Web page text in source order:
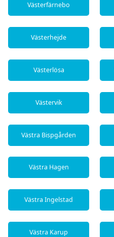
Västerfärnebo
Västerhejde
Västerlösa
Västervik
Västra Bispgården
Västra Hagen
Västra Ingelstad
Västra Karup